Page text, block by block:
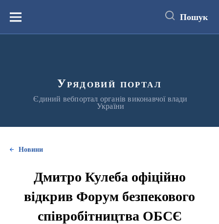
вмістуМеню Пошук
Урядовий портал
Єдиний вебпортал органів виконавчої влади
України
Новини
Дмитро Кулеба офіційно
відкрив Форум безпекового
співробітництва ОБСЄ